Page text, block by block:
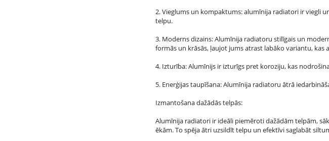
2. Vieglums un kompaktums: alumīnija radiatori ir viegli
telpu.
3. Moderns dizains: Alumīnija radiatoru stilīgais un
formās un krāsās, ļaujot jums atrast labāko variantu, kas
4. Izturība: Alumīnijs ir izturīgs pret koroziju, kas
5. Enerģijas taupīšana: Alumīnija radiatoru ātrā
Izmantošana dažādās telpās:
Alumīnija radiatori ir ideāli piemēroti dažādām telpām,
ēkām. To spēja ātri uzsildīt telpu un efektīvi saglabāt